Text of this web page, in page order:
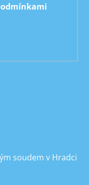
soudem v Hradci